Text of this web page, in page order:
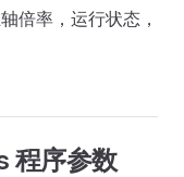
倍率，运行状态，
程序参数